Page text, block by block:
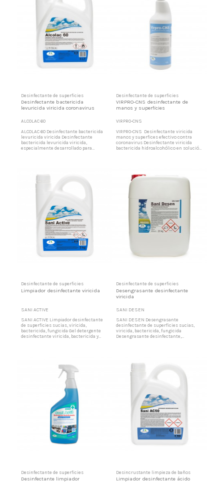
Desinfectante de superficies
Desinfectante bactericida
levuricida viricida coronavirus
ALCOLAC 60
ALCOLAC 60 Desinfectante bactericida
levuricida viricida Desinfectante
bactericida levuricida viricida,
especialmente desarrollado para
Norma UNE-EN 14476 a una
concentracion de 50%, con 5 minutos
Desinfectante de superficies
VIRPRO-CNS desinfectante de
manos y superficies
VIRPRO-CNS
VIRPRO-CNS Desinfectante viricida
manos y superfices efectivo contra
coronavirus Desinfectante viricida
bactericida hidroalcohólico en solución,
según composición recomendada por la
Organización Mundial de la...
Desinfectante de superficies
Limpiador desinfectante viricida
SANI ACTIVE
SANI ACTIVE Limpiador desinfectante
de superficies sucias, viricida,
bactericida, fungicida Gel detergente
desinfectante viricida, bactericida y
industria alimentaria y uso general.
Formulado especialmente...
Desinfectante de superficies
Desengrasante desinfectante
viricida
SANI DESEN
SANI DESEN Desengrasante
desinfectante de superficies sucias,
viricida, bactericida, fungicida
Desengrasante desinfectante,
en industria alimentaria y general. Su
formulación específica permite
también la aplicación...
Desinfectante de superficies
Desinfectante limpiador
Desincrustante limpieza de baños
Limpiador desinfectante ácido